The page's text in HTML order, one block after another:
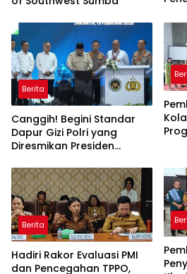
Berita
Canggih! Begini Standar
Dapur Gizi Polri yang
Diresmikan Presiden
Berita
Hadiri Rakor Evaluasi PMI
dan Pencegahan TPPO,